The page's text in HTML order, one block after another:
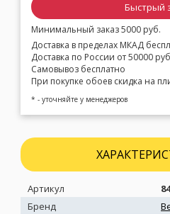
Быстрый
Минимальный заказ 5000 руб.
Доставка в пределах МКАД
Доставка по России от 50000
Самовывоз бесплатно
При покупке обоев скидка на
* - уточняйте у менеджеров
Артикул
Бренд